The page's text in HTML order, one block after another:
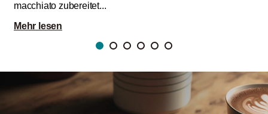
macchiato zubereitet...
Mehr lesen